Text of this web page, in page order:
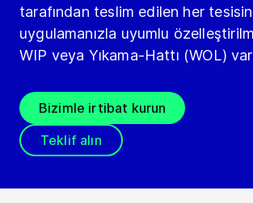
tarafından teslim edilen her
uygulamanızla uyumlu
WIP veya Yıkama-Hattı (WOL)
Bizimle irtibat kurun
Teklif alın